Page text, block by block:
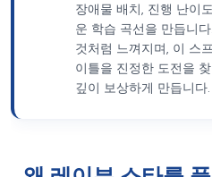
장애물 배치, 진행 난이
운 학습 곡선을 만듭니
것처럼 느껴지며, 이 스
이틀을 진정한 도전을
깊이 보상하게 만듭니다.